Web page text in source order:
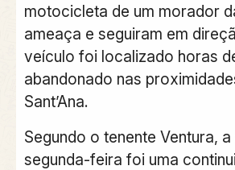
motocicleta de um morador
ameaça e seguiram em
veículo foi localizado horas
abandonado nas
Sant’Ana.
Segundo o tenente Ventura,
segunda-feira foi uma